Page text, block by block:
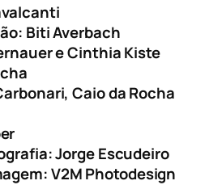
Biti Averbach
e Cinthia Kiste
Caio da Rocha
Jorge Escudeiro
V2M Photodesign